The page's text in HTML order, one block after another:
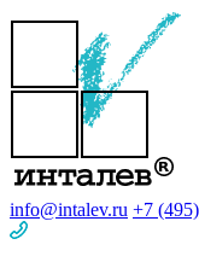
info@intalev.ru +7